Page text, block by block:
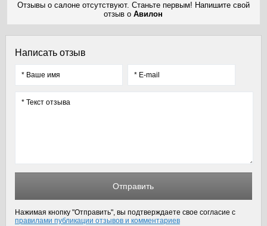
Отзывы о салоне отсутствуют. Станьте первым! Напишите свой
отзыв оАвилон
Написать отзыв
Отправить
Нажимая кнопку "Отправить", вы подтверждаете свое согласие с
правилами публикации отзывов и комментариев